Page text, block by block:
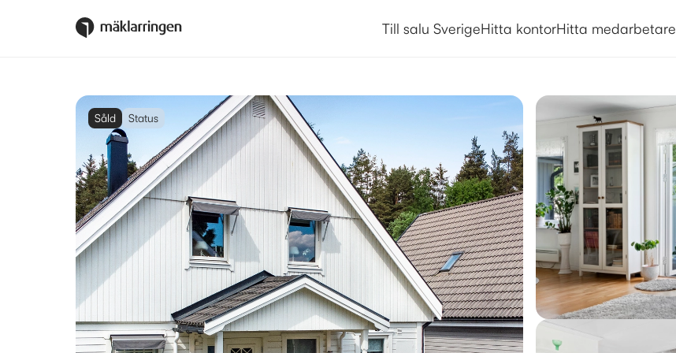
Till salu SverigeHitta kontorHitta medarbetare
Såld Status